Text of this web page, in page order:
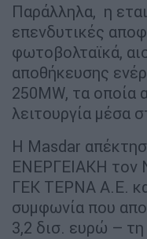
Παράλληλα, η
επενδυτικές
φωτοβολταϊκά,
αποθήκευσης
250MW, τα οποία
λειτουργία μέσα
Η Masdar
ΕΝΕΡΓΕΙΑΚΗ τον
ΓΕΚ ΤΕΡΝΑ Α.Ε.
συμφωνία που
3,2 δισ. ευρώ – τη